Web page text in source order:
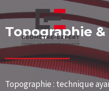
Topographie
Topographie : technique